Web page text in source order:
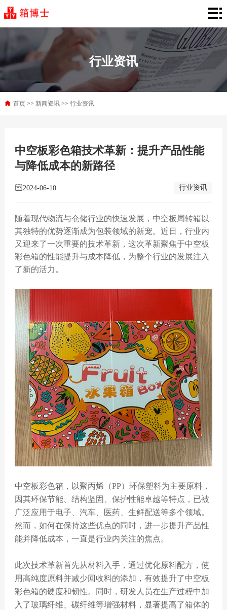
首
品
中
心
行
业
解
新
闻
关
行业资讯
首页>> 新闻资讯>> 行业资讯
中空板彩色箱技术革新：提升产品性能
与降低成本的新路径
2024-06-10 行业资讯
随着现代物流与仓储行业的快速发展，中空板周转箱以
其独特的优势逐渐成为包装领域的新宠。近日，行业内
又迎来了一次重要的技术革新，这次革新聚焦于中空板
彩色箱的性能提升与成本降低，为整个行业的发展注入
了新的活力。
中空板彩色箱，以聚丙烯（PP）环保塑料为主要原料，
因其环保节能、结构坚固、保护性能卓越等特点，已被
广泛应用于电子、汽车、医药、生鲜配送等多个领域。
然而，如何在保持这些优点的同时，进一步提升产品性
能并降低成本，一直是行业内关注的焦点。
此次技术革新首先从材料入手，通过优化原料配方，使
用高纯度原料并减少回收料的添加，有效提升了中空板
彩色箱的硬度和韧性。同时，研发人员在生产过程中加
入了玻璃纤维、碳纤维等增强材料，显著提高了箱体的